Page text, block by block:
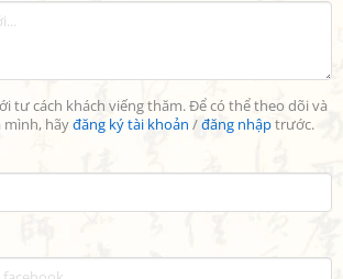
tư cách khách viếng thăm. Để có thể theo dõi và
mình, hãyđăng ký tài khoản /đăng nhậptrước.